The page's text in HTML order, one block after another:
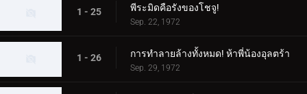
1 - 25 พีระมิดคือรังของโชจู!
Sep. 22, 1972
1 - 26 การทำลายล้างทั้งหมด! ห้าพี่น้องอุลตร้า
Sep. 29, 1972